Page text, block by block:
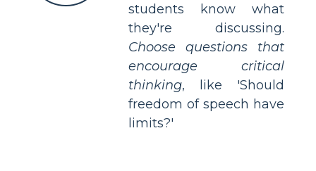
students know what
they're discussing.
Choose questions that
encourage critical
thinking, like 'Should
freedom of speech have
limits?'